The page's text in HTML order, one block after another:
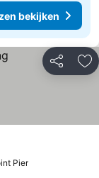
bekijken
Delen
bekijken
Pier